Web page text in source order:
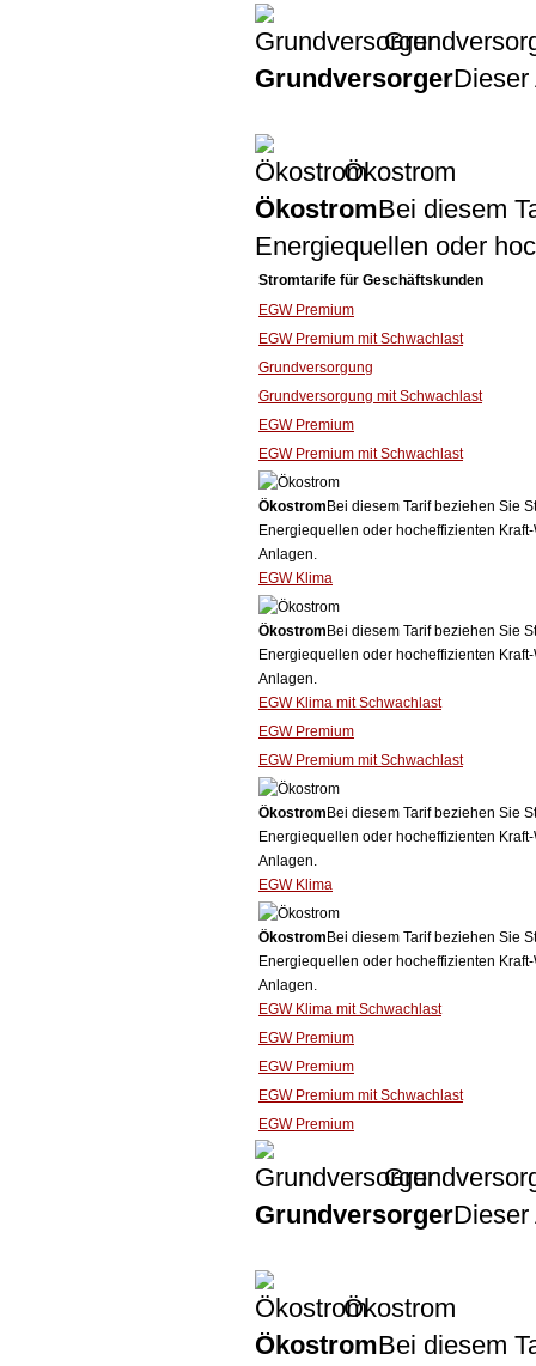
GrundversorgerDieser
Ökostrom
ÖkostromBei diesem
Energiequellen oder
Stromtarife für Geschäftskunden
EGW Premium
EGW Premium mit Schwachlast
Grundversorgung
Grundversorgung mit Schwachlast
EGW Premium
EGW Premium mit Schwachlast
Ökostrom Bei diesem Tarif beziehen Sie
Energiequellen oder hocheffizienten
Anlagen.
EGW Klima
Ökostrom Bei diesem Tarif beziehen Sie
Energiequellen oder hocheffizienten
Anlagen.
EGW Klima mit Schwachlast
EGW Premium
EGW Premium mit Schwachlast
Ökostrom Bei diesem Tarif beziehen Sie
Energiequellen oder hocheffizienten
Anlagen.
EGW Klima
Ökostrom Bei diesem Tarif beziehen Sie
Energiequellen oder hocheffizienten
Anlagen.
EGW Klima mit Schwachlast
EGW Premium
EGW Premium
EGW Premium mit Schwachlast
EGW Premium
GrundversorgerDieser
Ökostrom
ÖkostromBei diesem